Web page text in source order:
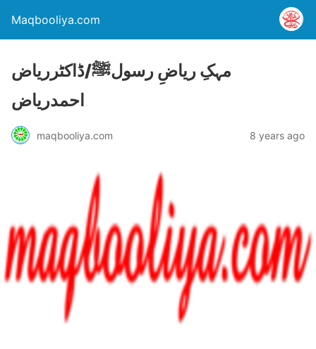
Maqbooliya.com
مہکِ ریاضِ رسولﷺ/ڈاکٹرریاض
احمدریاض
maqbooliya.com 8 years ago